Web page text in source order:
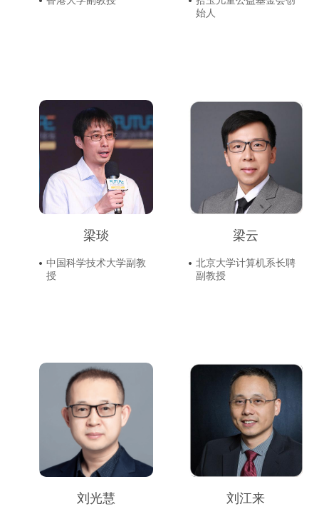
始人
梁琰
中国科学技术大学副教
授
梁云
北京大学计算机系长聘
副教授
刘光慧 刘江来